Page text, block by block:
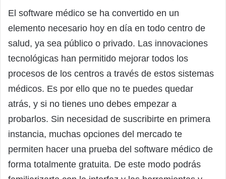
El software médico se ha convertido en un
elemento necesario hoy en día en todo centro de
salud, ya sea público o privado. Las innovaciones
tecnológicas han permitido mejorar todos los
procesos de los centros a través de estos sistemas
médicos. Es por ello que no te puedes quedar
atrás, y si no tienes uno debes empezar a
probarlos. Sin necesidad de suscribirte en primera
instancia, muchas opciones del mercado te
permiten hacer una prueba del software médico de
forma totalmente gratuita. De este modo podrás